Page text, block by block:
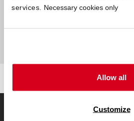
services. Necessary cookies only
Allow all
Customize